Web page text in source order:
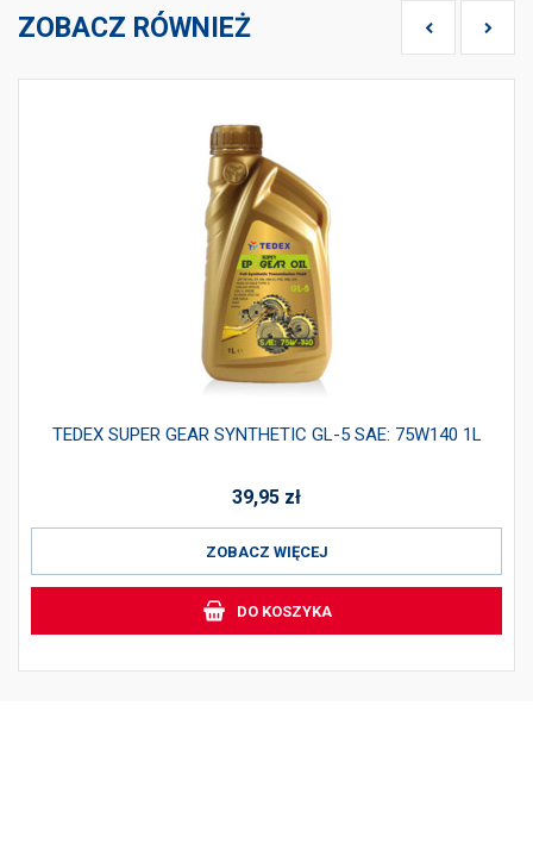
ZOBACZ RÓWNIEŻ
TEDEX SUPER GEAR SYNTHETIC GL-5 SAE: 75W140 1L
39,95 zł
ZOBACZ WIĘCEJ
DO KOSZYKA